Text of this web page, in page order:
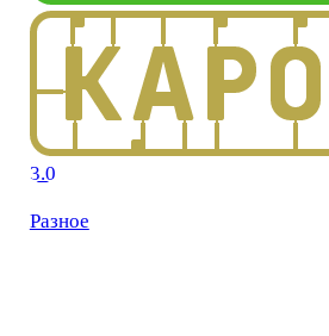
3.0
Разное